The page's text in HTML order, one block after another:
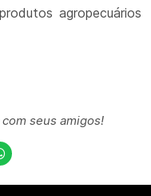
agropecuários
seus amigos!